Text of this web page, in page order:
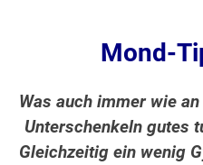
Mond-
Was auch immer wie
Unterschenkeln gutes
Gleichzeitig ein wenig